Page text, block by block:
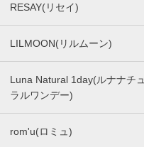
RESAY(リセイ)
LILMOON(リルムーン)
Luna Natural 1day(ルナナチュ
ラルワンデー)
rom'u(ロミュ)